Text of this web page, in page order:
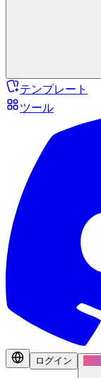
テンプレート
ツール
ログイン